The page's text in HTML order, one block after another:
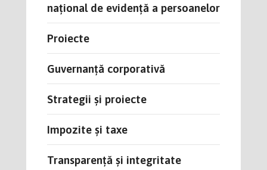
național de evidență a persoanelor
Proiecte
Guvernanță corporativă
Strategii și proiecte
Impozite și taxe
Transparență și integritate